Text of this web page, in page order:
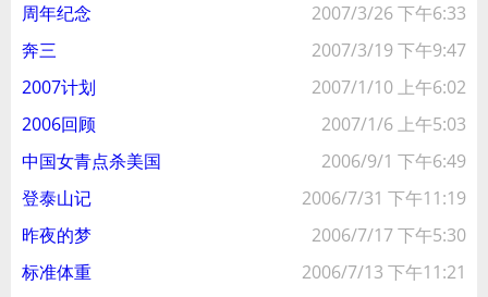
周年纪念
2007/3/26 下午6:33
奔三
2007/3/19 下午9:47
2007计划
2007/1/10 上午6:02
2006回顾
2007/1/6 上午5:03
中国女青点杀美国
2006/9/1 下午6:49
登泰山记
2006/7/31 下午11:19
昨夜的梦
2006/7/17 下午5:30
标准体重
2006/7/13 下午11:21